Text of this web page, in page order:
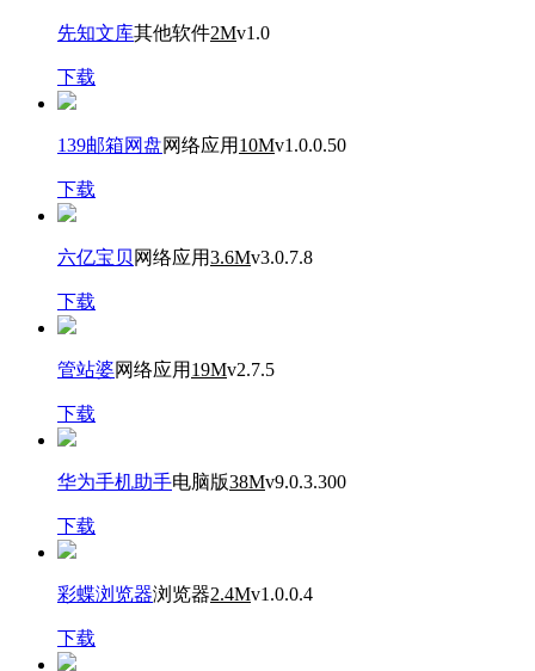
先知文库其他软件2Mv1.0
下载
139邮箱网盘网络应用 10Mv1.0.0.50
下载
六亿宝贝 网络应用3.6Mv3.0.7.8
下载
管站婆网络应用 19Mv2.7.5
下载
华为手机助手电脑版38Mv9.0.3.300
下载
彩蝶浏览器浏览器2.4Mv1.0.0.4
下载